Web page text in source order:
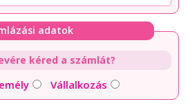
adatok
kéred a számlát?
Vállalkozás